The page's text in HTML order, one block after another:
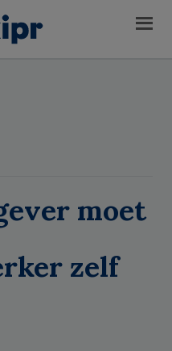
moet
zelf